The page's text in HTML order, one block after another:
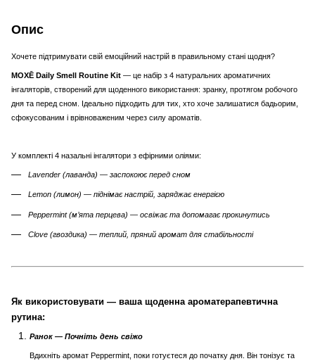
Опис
Хочете підтримувати свій емоційний настрій в правильному стані щодня?
MOXĒ Daily Smell Routine Kit — це набір з 4 натуральних ароматичних
інгаляторів, створений для щоденного використання: зранку, протягом робочого
дня та перед сном. Ідеально підходить для тих, хто хоче залишатися бадьорим,
сфокусованим і врівноваженим через силу ароматів.
У комплекті 4 назальні інгалятори з ефірними оліями:
Lavender (лаванда) — заспокоює перед сном
Lemon (лимон) — піднімає настрій, заряджає енергією
Peppermint (мʼята перцева) — освіжає та допомагає прокинутись
Clove (гвоздика) — теплий, пряний аромат для стабільності
Як використовувати — ваша щоденна ароматерапевтична
рутина:
Ранок — Почніть день свіжо
Вдихніть аромат Peppermint, поки готуєтеся до початку дня. Він тонізує та